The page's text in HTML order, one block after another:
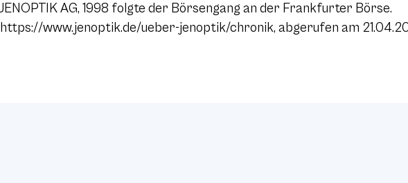
AG, 1998 folgte der Börsengang an der Frankfurter Börse.
www.jenoptik.de/ueber-jenoptik/chronik, abgerufen am